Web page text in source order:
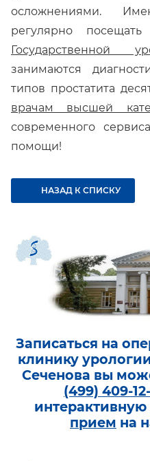
осложнениями.
регулярно
Государственной
занимаются
типов простатита
врачам высшей
современного
помощи!
НАЗАД К СПИСКУ
Записаться на
клинику
Сеченова вы
(499) 409-
прием на